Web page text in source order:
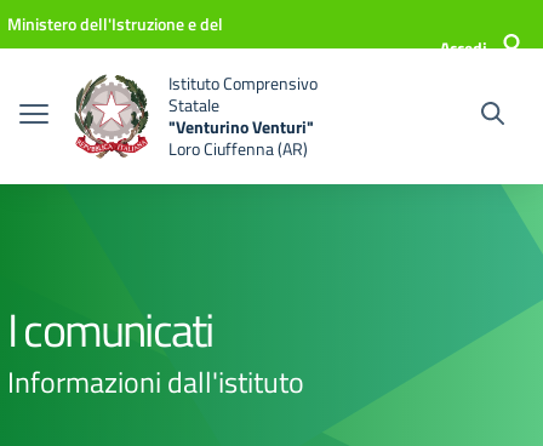
Vai ai contenuti
Vai al menu di navigazione
Vai al footer
Ministero dell'Istruzione e del
Accedi
Istituto Comprensivo
Statale
"Venturino Venturi"
Loro Ciuffenna (AR)
I comunicati
Informazioni dall'istituto